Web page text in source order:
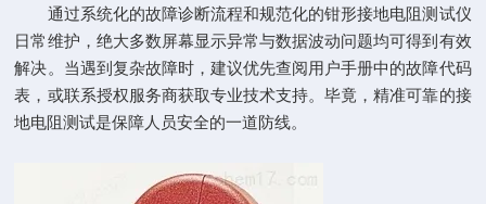
通过系统化的故障诊断流程和规范化的钳形接地电阻测试仪
日常维护，绝大多数屏幕显示异常与数据波动问题均可得到有效
解决。当遇到复杂故障时，建议优先查阅用户手册中的故障代码
表，或联系授权服务商获取专业技术支持。毕竟，精准可靠的接
地电阻测试是保障人员安全的一道防线。